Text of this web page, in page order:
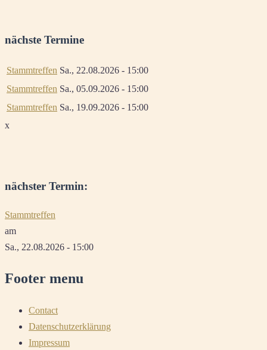
nächste Termine
Stammtreffen Sa., 22.08.2026 - 15:00
Stammtreffen Sa., 05.09.2026 - 15:00
Stammtreffen Sa., 19.09.2026 - 15:00
x
nächster Termin:
Stammtreffen
am
Sa., 22.08.2026 - 15:00
Footer menu
Contact
Datenschutzerklärung
Impressum